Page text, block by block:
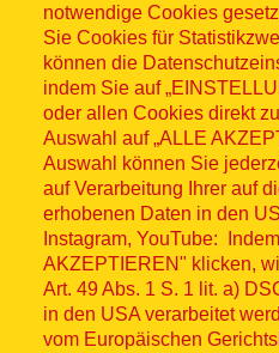
notwendige Cookies
Sie Cookies für
können die
indem Sie auf
oder allen Cookies direkt
Auswahl auf „ALLE
Auswahl können Sie
auf Verarbeitung Ihrer auf
erhobenen Daten in den
Instagram, YouTube:
AKZEPTIEREN" klicken,
Art. 49 Abs. 1 S. 1 lit. a)
in den USA verarbeitet
vom Europäischen
Sitemap
© ASB 2026
Fußzeilenmenü
Impressum
Datenschutz
Kontakt